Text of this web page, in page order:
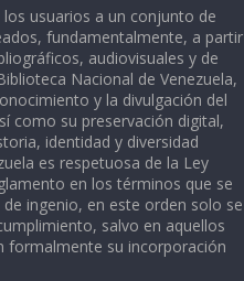
los usuarios a un conjunto de
fundamentalmente, a partir
audiovisuales y de
Nacional de Venezuela,
y la divulgación del
como su preservación digital,
identidad y diversidad
es respetuosa de la Ley
en los términos que se
ingenio, en este orden solo se
salvo en aquellos
formalmente su incorporación